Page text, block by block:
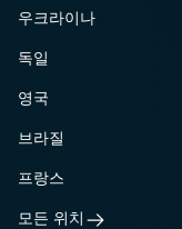
우크라이나
독일
영국
브라질
프랑스
모든 위치